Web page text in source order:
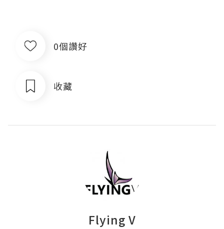
0個讚好
收藏
Flying V